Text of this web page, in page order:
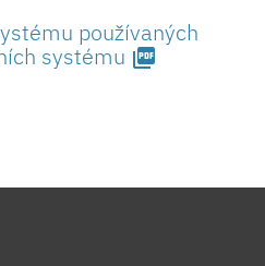
používaných
systému picture_as_pdf